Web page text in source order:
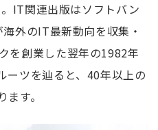
IT関連出版はソフトバン
外のIT最新動向を収集・
を創業した翌年の1982年
ーツを辿ると、40年以上の
す。